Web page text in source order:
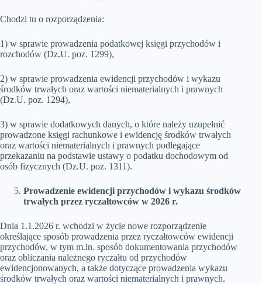
Chodzi tu o rozporządzenia:
1) w sprawie prowadzenia podatkowej księgi przychodów i
rozchodów (Dz.U. poz. 1299),
2) w sprawie prowadzenia ewidencji przychodów i wykazu
środków trwałych oraz wartości niematerialnych i prawnych
(Dz.U. poz. 1294),
3) w sprawie dodatkowych danych, o które należy uzupełnić
prowadzone księgi rachunkowe i ewidencję środków trwałych
oraz wartości niematerialnych i prawnych podlegające
przekazaniu na podstawie ustawy o podatku dochodowym od
osób fizycznych (Dz.U. poz. 1311).
Prowadzenie ewidencji przychodów i wykazu środków
trwałych przez ryczałtowców w 2026 r.
Dnia 1.1.2026 r. wchodzi w życie nowe rozporządzenie
określające sposób prowadzenia przez ryczałtowców ewidencji
przychodów, w tym m.in. sposób dokumentowania przychodów
oraz obliczania należnego ryczałtu od przychodów
ewidencjonowanych, a także dotyczące prowadzenia wykazu
środków trwałych oraz wartości niematerialnych i prawnych.